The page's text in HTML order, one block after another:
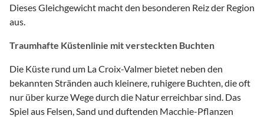
Dieses Gleichgewicht macht den besonderen Reiz der Region
aus.
Traumhafte Küstenlinie mit versteckten Buchten
Die Küste rund um La Croix-Valmer bietet neben den
bekannten Stränden auch kleinere, ruhigere Buchten, die oft
nur über kurze Wege durch die Natur erreichbar sind. Das
Spiel aus Felsen, Sand und duftenden Macchie-Pflanzen